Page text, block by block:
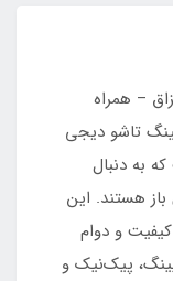
کمپ ،
– همراه
تاشو دیجی
به دنبال
هستند. این
کیفیت و دوام
پیک‌نیک و